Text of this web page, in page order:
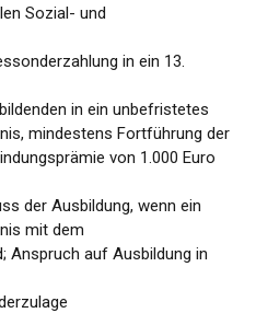
Sozial- und
in ein 13.
in ein unbefristetes
mindestens Fortführung der
von 1.000 Euro
der Ausbildung, wenn ein
mit dem
Anspruch auf Ausbildung in